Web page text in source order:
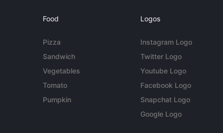
Food
Pizza
Sandwich
Vegetables
Tomato
Pumpkin
Logos
Instagram Logo
Twitter Logo
Youtube Logo
Facebook Logo
Snapchat Logo
Google Logo